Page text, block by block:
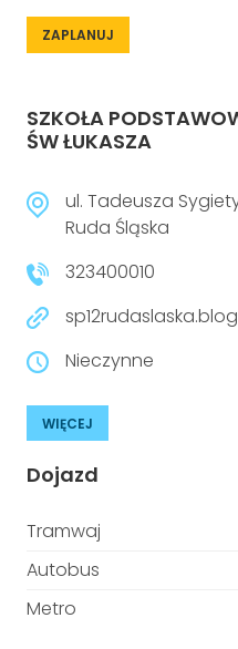
ZAPLANUJ
SZKOŁA
ŚW ŁUKASZA
ul. Tadeusza
Ruda Śląska
323400010
Nieczynne
WIĘCEJ
Dojazd
Tramwaj
Autobus
Metro